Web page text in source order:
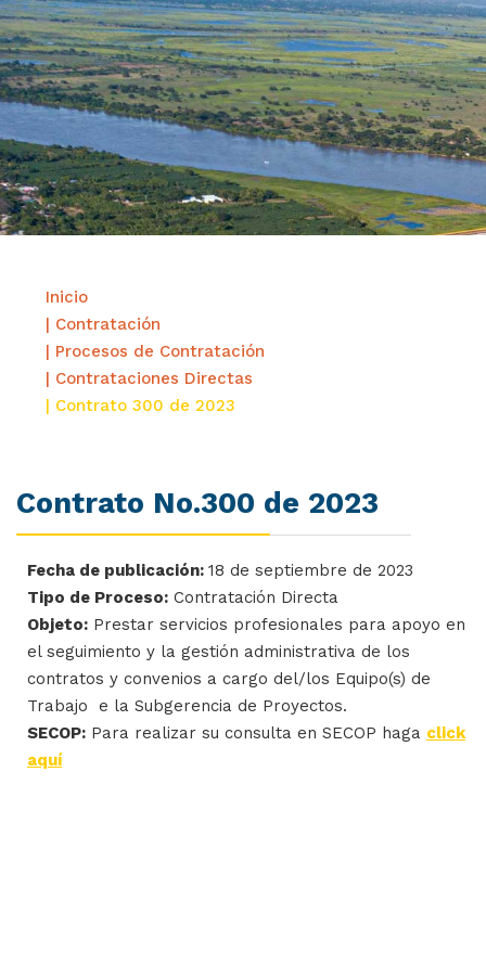
Inicio
| Contratación
| Procesos de Contratación
| Contrataciones Directas
| Contrato 300 de 2023
Contrato No.300 de 2023
Fecha de publicación: 18 de septiembre de 2023
Tipo de Proceso: Contratación Directa
Objeto: Prestar servicios profesionales para apoyo en
el seguimiento y la gestión administrativa de los
contratos y convenios a cargo del/los Equipo(s) de
Trabajo e la Subgerencia de Proyectos.
SECOP: Para realizar su consulta en SECOP haga click
aquí